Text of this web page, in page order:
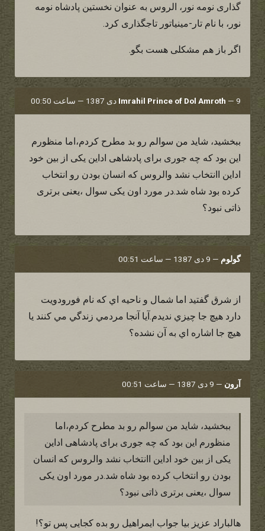
گذاری نومه نور، الروس به عنوان نخستین پادشاه نومه
نور، با نام تار-مینیاتور تاجگذاری کرد.
اگر باز هم مشکلی هست بگو.
Imrahil Prince of Dol Amroth — 9 دی 1387 — ساعت 00:50
ببخشید، شاید من سوالم رو بد مطرح کردم،اما منظورم
این بود که چه جوری برای پادشاهی اداین یکی از بین خود
اداین اانتخاب نشد والروس که انسان بودن رو انتخاب
کرده بود شاه شد.در مورد اون یکی سوال ،یعنی برتری
ذاتی نبود؟
گولوم — 9 دی 1387 — ساعت 00:51
از شرق گفتيد اما شمال و ناحيه اي كه نام فورودويت
دارد هيچ جا چيزي نديدم.آيا آنجا مردمي زندگي مي كنند يا
هيچ جا اشاره اي به آن نشده؟
آرون — 9 دی 1387 — ساعت 00:51
ببخشید، شاید من سوالم رو بد مطرح کردم،اما
منظورم این بود که چه جوری برای پادشاهی اداین
یکی از بین خود اداین اانتخاب نشد والروس که انسان
بودن رو انتخاب کرده بود شاه شد.در مورد اون یکی
سوال ،یعنی برتری ذاتی نبود؟
هالباراد عزیز بیا جواب ایمراهیل رو بده کجایی پس تو؟!